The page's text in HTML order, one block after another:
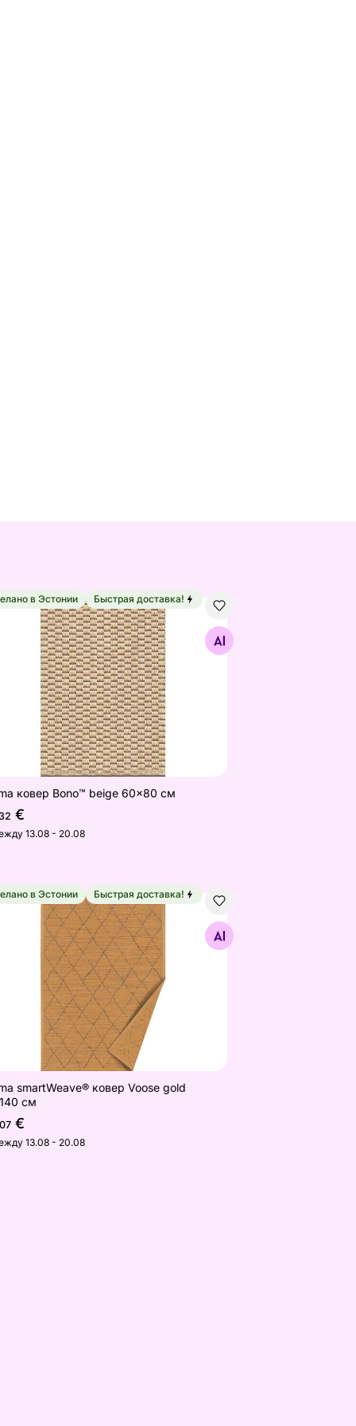
ковер Bono™ beige 60x80 см
Найдите похожие
в Эстонии Быстрая доставка!
ковер Bono™ beige 60x80 см
€
13.08 - 20.08
smartWeave® ковер Voose gold 70x140 см
Найдите похожие
в Эстонии Быстрая доставка!
smartWeave® ковер Voose gold
см
€
13.08 - 20.08